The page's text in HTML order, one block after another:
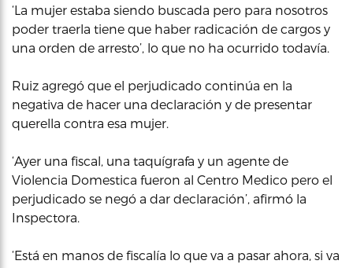
‘La mujer estaba siendo buscada pero para nosotros
poder traerla tiene que haber radicación de cargos y
una orden de arresto’, lo que no ha ocurrido todavía.
Ruiz agregó que el perjudicado continúa en la
negativa de hacer una declaración y de presentar
querella contra esa mujer.
‘Ayer una fiscal, una taquígrafa y un agente de
Violencia Domestica fueron al Centro Medico pero el
perjudicado se negó a dar declaración’, afirmó la
Inspectora.
‘Está en manos de fiscalía lo que va a pasar ahora, si va